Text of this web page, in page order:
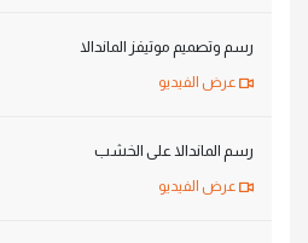
رسم وتصميم موتيفز الماندالا
عرض الفيديو
رسم الماندالا على الخشب
عرض الفيديو